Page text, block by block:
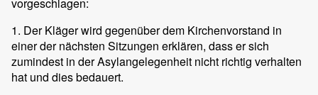
1. Der Kläger wird gegenüber dem Kirchenvorstand in
einer der nächsten Sitzungen erklären, dass er sich
zumindest in der Asylangelegenheit nicht richtig verhalten
hat und dies bedauert.